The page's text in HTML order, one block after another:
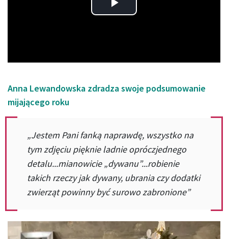
Play
Anna Lewandowska zdradza swoje podsumowanie
mijającego roku
„Jestem Pani fanką naprawdę, wszystko na
tym zdjęciu pięknie ladnie opróczjednego
detalu...mianowicie „dywanu”...robienie
takich rzeczy jak dywany, ubrania czy dodatki
zwierząt powinny być surowo zabronione”